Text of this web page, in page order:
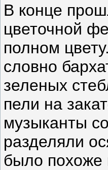
В конце
цветочной
полном
словно
зеленых
пели на
музыканты
разделяли
было похоже